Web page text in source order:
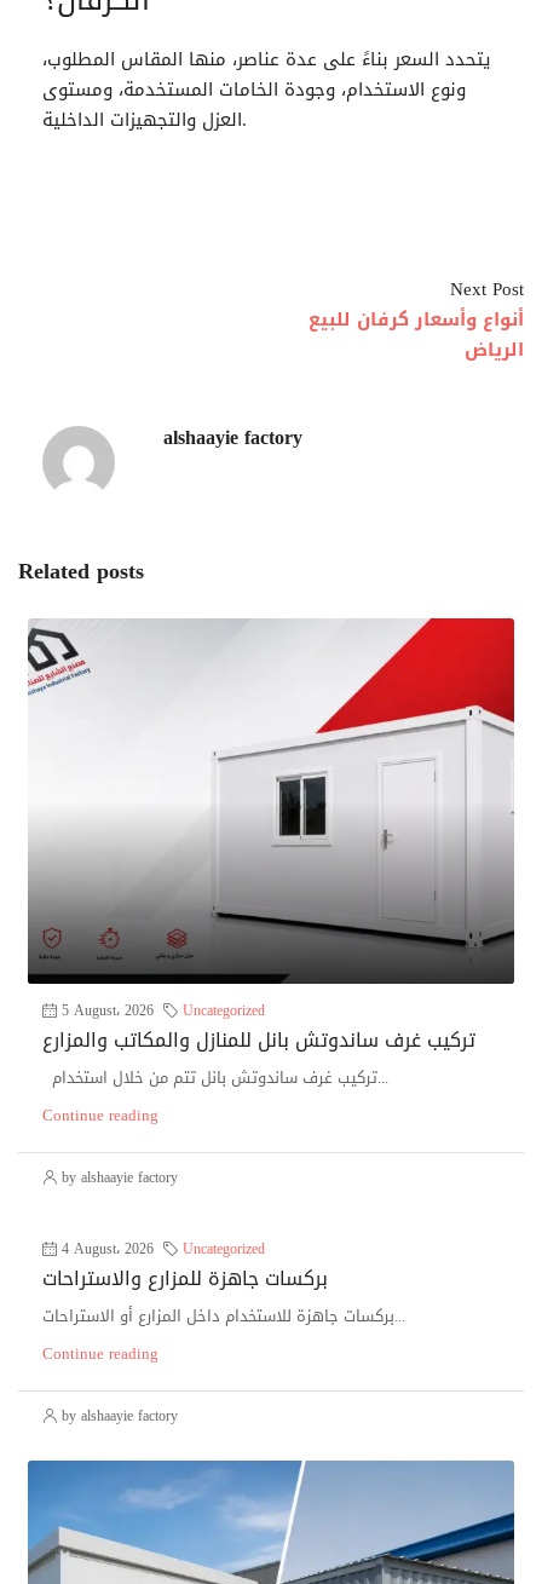
يتحدد السعر بناءً على عدة عناصر، منها المقاس المطلوب،
ونوع الاستخدام، وجودة الخامات المستخدمة، ومستوى
العزل والتجهيزات الداخلية.
Next Post
أنواع وأسعار كرفان للبيع
الرياض
alshaayie factory
Related posts
5 August، 2026 Uncategorized
تركيب غرف ساندوتش بانل للمنازل والمكاتب والمزارع
تركيب غرف ساندوتش بانل تتم من خلال استخدام...
Continue reading
by alshaayie factory
4 August، 2026 Uncategorized
بركسات جاهزة للمزارع والاستراحات
بركسات جاهزة للاستخدام داخل المزارع أو الاستراحات...
Continue reading
by alshaayie factory